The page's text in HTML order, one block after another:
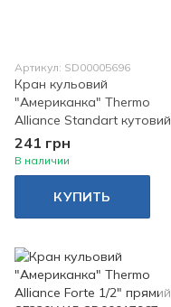
Артикул: SD00005696
Кран кульовий
"Американка" Thermo
Alliance Standart кутовий
1/2" ВЗ SD222W15
241 грн
В наличии
КУПИТЬ